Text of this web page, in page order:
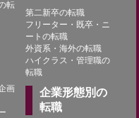
転
画
第二新卒の転職
フリーター・既卒・ニ
ートの転職
外資系・海外の転職
ハイクラス・管理職の
転職
企業形態別の
転職